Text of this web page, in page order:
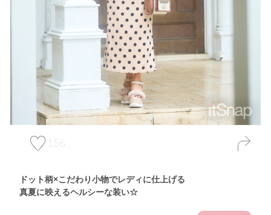
156
ドット柄×こだわり小物でレディに仕上げる
真夏に映えるヘルシーな装い☆